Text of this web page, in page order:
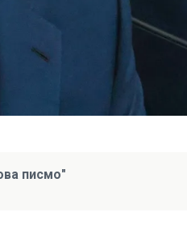
писмо"